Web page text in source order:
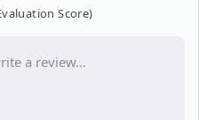
Score)